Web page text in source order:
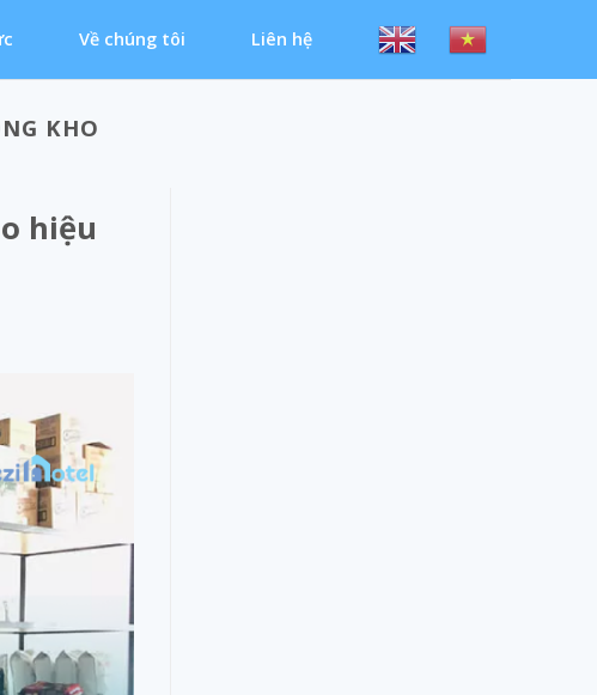
Về chúng tôi Liên hệ
KHO
hiệu